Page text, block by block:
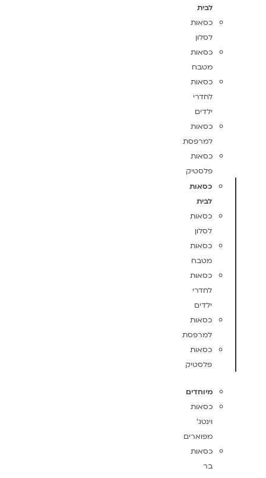
לבית
כסאות
לסלון
כסאות
מטבח
כסאות
לחדרי
ילדים
כסאות
למרפסת
כסאות
פלסטיק
כסאות
לבית
כסאות
לסלון
כסאות
מטבח
כסאות
לחדרי
ילדים
כסאות
למרפסת
כסאות
פלסטיק
מיוחדים
כסאות
וינטג'
מפוארים
כסאות
בר